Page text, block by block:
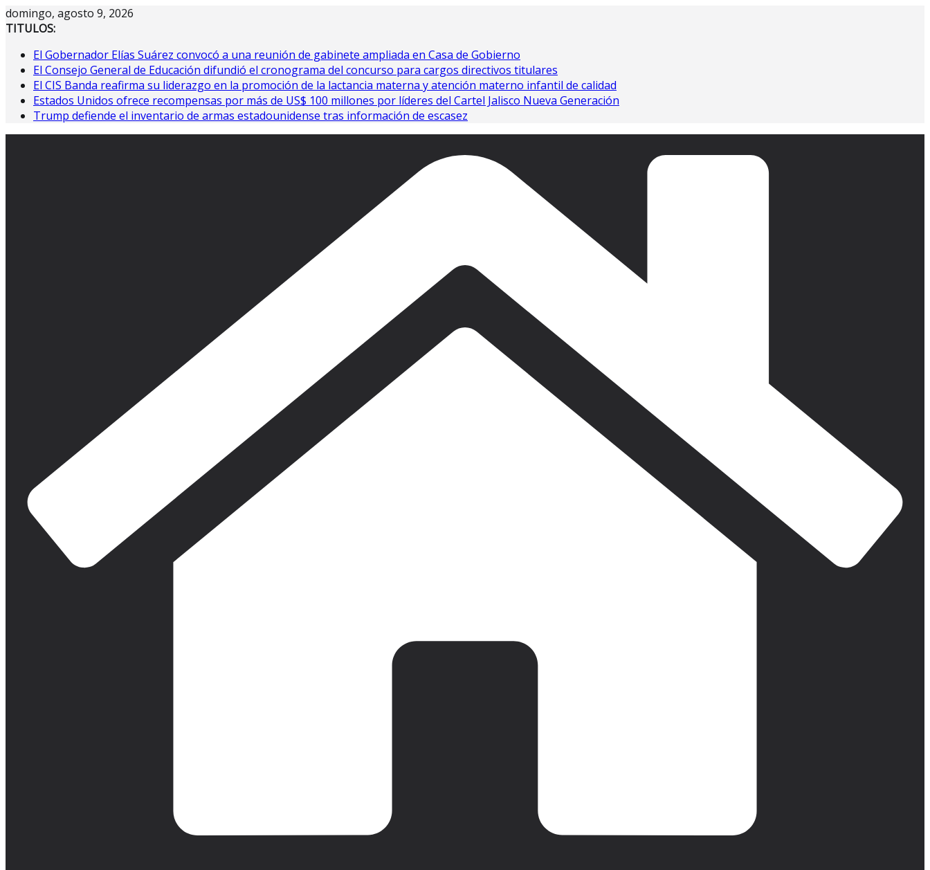
Saltar
al
domingo, agosto 9, 2026
TITULOS:
El Gobernador Elías Suárez convocó a una reunión de gabinete ampliada en Casa de Gobierno
El Consejo General de Educación difundió el cronograma del concurso para cargos directivos titulares
El CIS Banda reafirma su liderazgo en la promoción de la lactancia materna y atención materno infantil de calidad
Estados Unidos ofrece recompensas por más de US$ 100 millones por líderes del Cartel Jalisco Nueva Generación
Trump defiende el inventario de armas estadounidense tras información de escasez